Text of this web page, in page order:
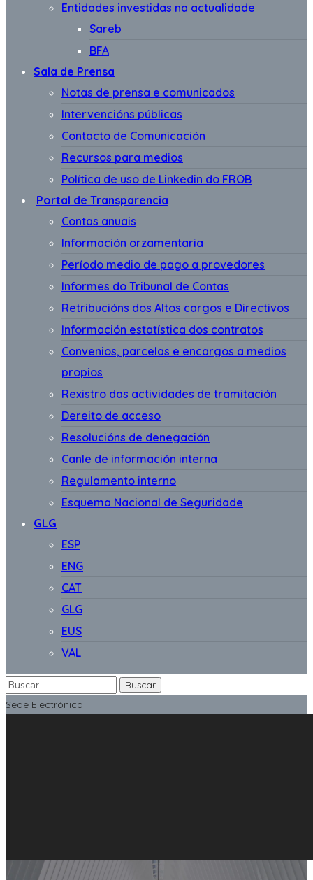
Entidades investidas na actualidade
Sareb
BFA
Sala de Prensa
Notas de prensa e comunicados
Intervencións públicas
Contacto de Comunicación
Recursos para medios
Política de uso de Linkedin do FROB
Portal de Transparencia
Contas anuais
Información orzamentaria
Período medio de pago a provedores
Informes do Tribunal de Contas
Retribucións dos Altos cargos e Directivos
Información estatística dos contratos
Convenios, parcelas e encargos a medios
propios
Rexistro das actividades de tramitación
Dereito de acceso
Resolucións de denegación
Canle de información interna
Regulamento interno
Esquema Nacional de Seguridade
GLG
ESP
ENG
CAT
GLG
EUS
VAL
Sede Electrónica